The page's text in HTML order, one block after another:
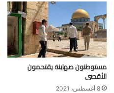
مستوطنون صهاينة يقتحمون
الأقصى
8 أغسطس، 2021